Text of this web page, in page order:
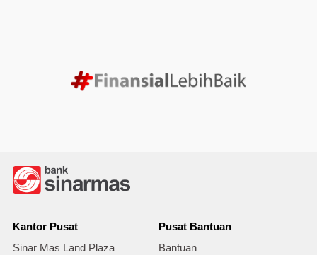
Kantor Pusat
Sinar Mas Land Plaza
Pusat Bantuan
Bantuan